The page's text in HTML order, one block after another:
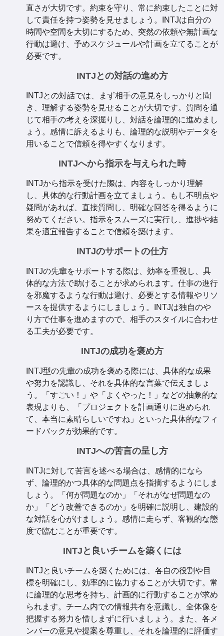
直さが大切です。約束を守り、常に約束したことに対
して責任を持つ姿勢を見せましょう。INTJは自分の
時間や空間を大切にするため、突然の依頼や無計画な
行動は避け、予めスケジュールや計画を立てることが
必要です。
INTJとの対話の進め方
INTJとの対話では、まず相手の意見をしっかりと聞
き、理解する姿勢を見せることが大切です。質問を通
じて相手の考えを深掘りし、対話を論理的に進めまし
ょう。感情に訴えるよりも、論理的な説明やデータを
用いることで信頼を得やすくなります。
INTJへから指示を与えられた時
INTJから指示を受けた際は、内容をしっかり理解
し、具体的な行動計画を立てましょう。もし不明点や
疑問があれば、直接質問し、明確な回答を得るように
努めてください。指示をスムーズに実行し、進捗や結
果を適宜報告することで信頼を築けます。
INTJのサポートの仕方
INTJの先輩をサポートする際は、効率を重視し、具
体的な方法で助けることが求められます。仕事の進行
を邪魔するような行動は避け、必要とする情報やリソ
ースを提供するようにしましょう。INTJは独自のや
り方で仕事を進めますので、相手のスタイルに合わせ
る工夫が必要です。
INTJの成功を褒め方
INTJ型の先輩の成功を褒める際には、具体的な成果
や努力を認識し、それを具体的な言葉で伝えましょ
う。「すごい！」や「よくやった！」などの抽象的な
表現よりも、「プロジェクトを計画通りに進められ
て、本当に素晴らしいですね」といった具体的なフィ
ードバックが効果的です。
INTJへの苦言の呈し方
INTJに対して苦言を述べる場合は、感情的になら
ず、論理的かつ具体的な問題点を指摘するようにしま
しょう。「何が問題なのか」「それがなぜ問題なの
か」「どう改善できるのか」を明確に説明し、建設的
な対話を心がけましょう。感情に走らず、客観的な態
度で臨むことが重要です。
INTJと良いチームを築くには
INTJと良いチームを築くためには、各自の役割や目
標を明確にし、効率的に協力することが大切です。常
に論理的な思考を持ち、計画的に行動することが求め
られます。チーム内での情報共有を意識し、全体像を
把握する努力を惜しまずに行いましょう。また、各メ
ンバーの意見や提案を尊重し、それを論理的に評価す